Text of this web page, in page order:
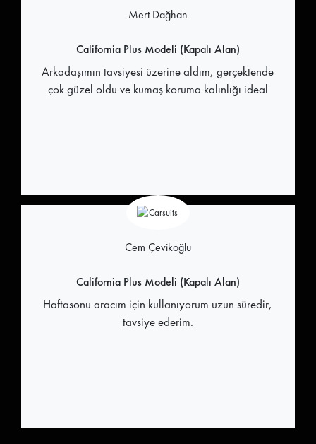
Mert Dağhan
California Plus Modeli (Kapalı Alan)
Arkadaşımın tavsiyesi üzerine aldım, gerçektende
çok güzel oldu ve kumaş koruma kalınlığı ideal
Cem Çevikoğlu
California Plus Modeli (Kapalı Alan)
Haftasonu aracım için kullanıyorum uzun süredir,
tavsiye ederim.